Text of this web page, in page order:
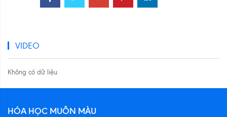
VIDEO
Không có dữ liệu
HÓA HỌC MUÔN MÀU